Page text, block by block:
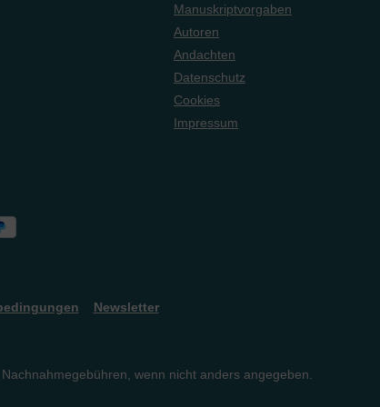
Bibel so kostbar.Ideal auch für
Manuskriptvorgaben
Autoren
Andachten
Datenschutz
Cookies
Impressum
Newsletter
wenn nicht anders angegeben.